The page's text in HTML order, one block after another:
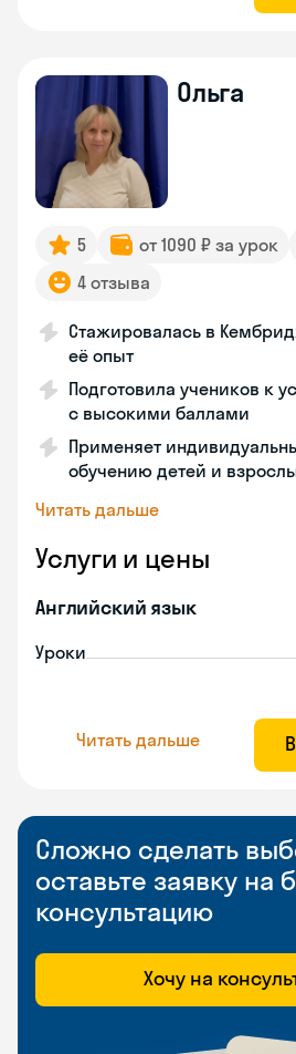
Ольга
5 от 1090 ₽ за урок
4 отзыва
Стажировалась в
её опыт
Подготовила учеников к
с высокими баллами
Применяет
обучению детей и
Читать дальше
Услуги и цены
Английский язык
Уроки
Читать дальше
Сложно сделать
оставьте заявку на
консультацию
Хочу на